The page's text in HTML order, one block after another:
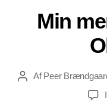
Min
Indlægsforfatter
AfPeer